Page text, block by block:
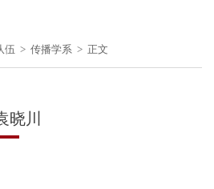
伍 > 传播学系 > 正文
晓川